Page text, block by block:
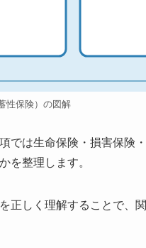
性保険）の図解
では生命保険・損害保険
を整理します。
正しく理解することで、